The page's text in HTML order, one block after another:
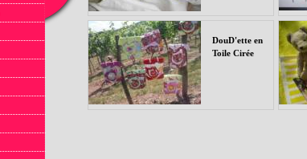
DouD'ette en
Toile Cirée